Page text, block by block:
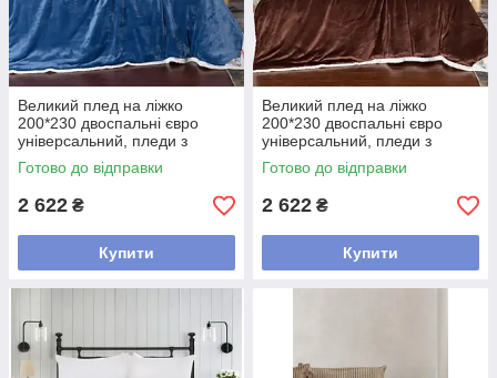
Великий плед на ліжко
200*230 двоспальні євро
універсальний, пледи з
мікрофібри стильні м'який
Блакитний
Готово до відправки
2 622 ₴
Купити
Великий плед на ліжко
200*230 двоспальні євро
універсальний, пледи з
мікрофібри м'який
Коричневий
Готово до відправки
2 622 ₴
Купити